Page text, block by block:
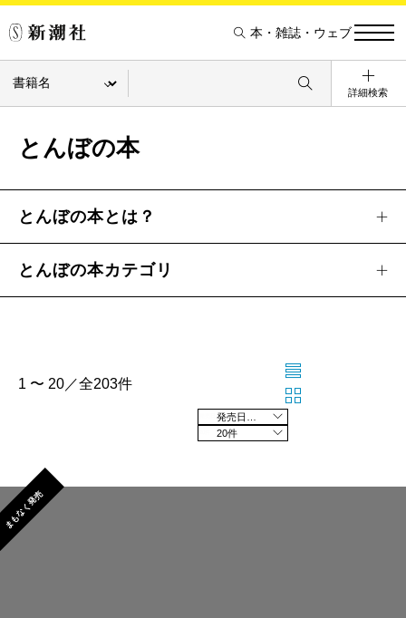
本・雑誌・ウェブ
詳細検索
とんぼの本
とんぼの本とは？
とんぼの本カテゴリ
1 〜 20／全203件
20件
まもなく発売